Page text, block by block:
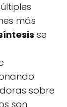
más
se
sobre
son